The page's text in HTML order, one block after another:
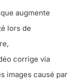
augmente
lors de
corrige via
images causé par